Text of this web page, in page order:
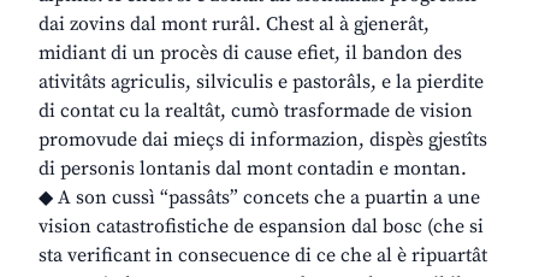
dai zovins dal mont rurâl. Chest al à gjenerât,
midiant di un procès di cause efiet, il bandon des
ativitâts agriculis, silviculis e pastorâls, e la pierdite
di contat cu la realtât, cumò trasformade de vision
promovude dai mieçs di informazion, dispès gjestîts
di personis lontanis dal mont contadin e montan.
◆ A son cussì “passâts” concets che a puartin a une
vision catastrofistiche de espansion dal bosc (che si
sta verificant in consecuence di ce che al è ripuartât